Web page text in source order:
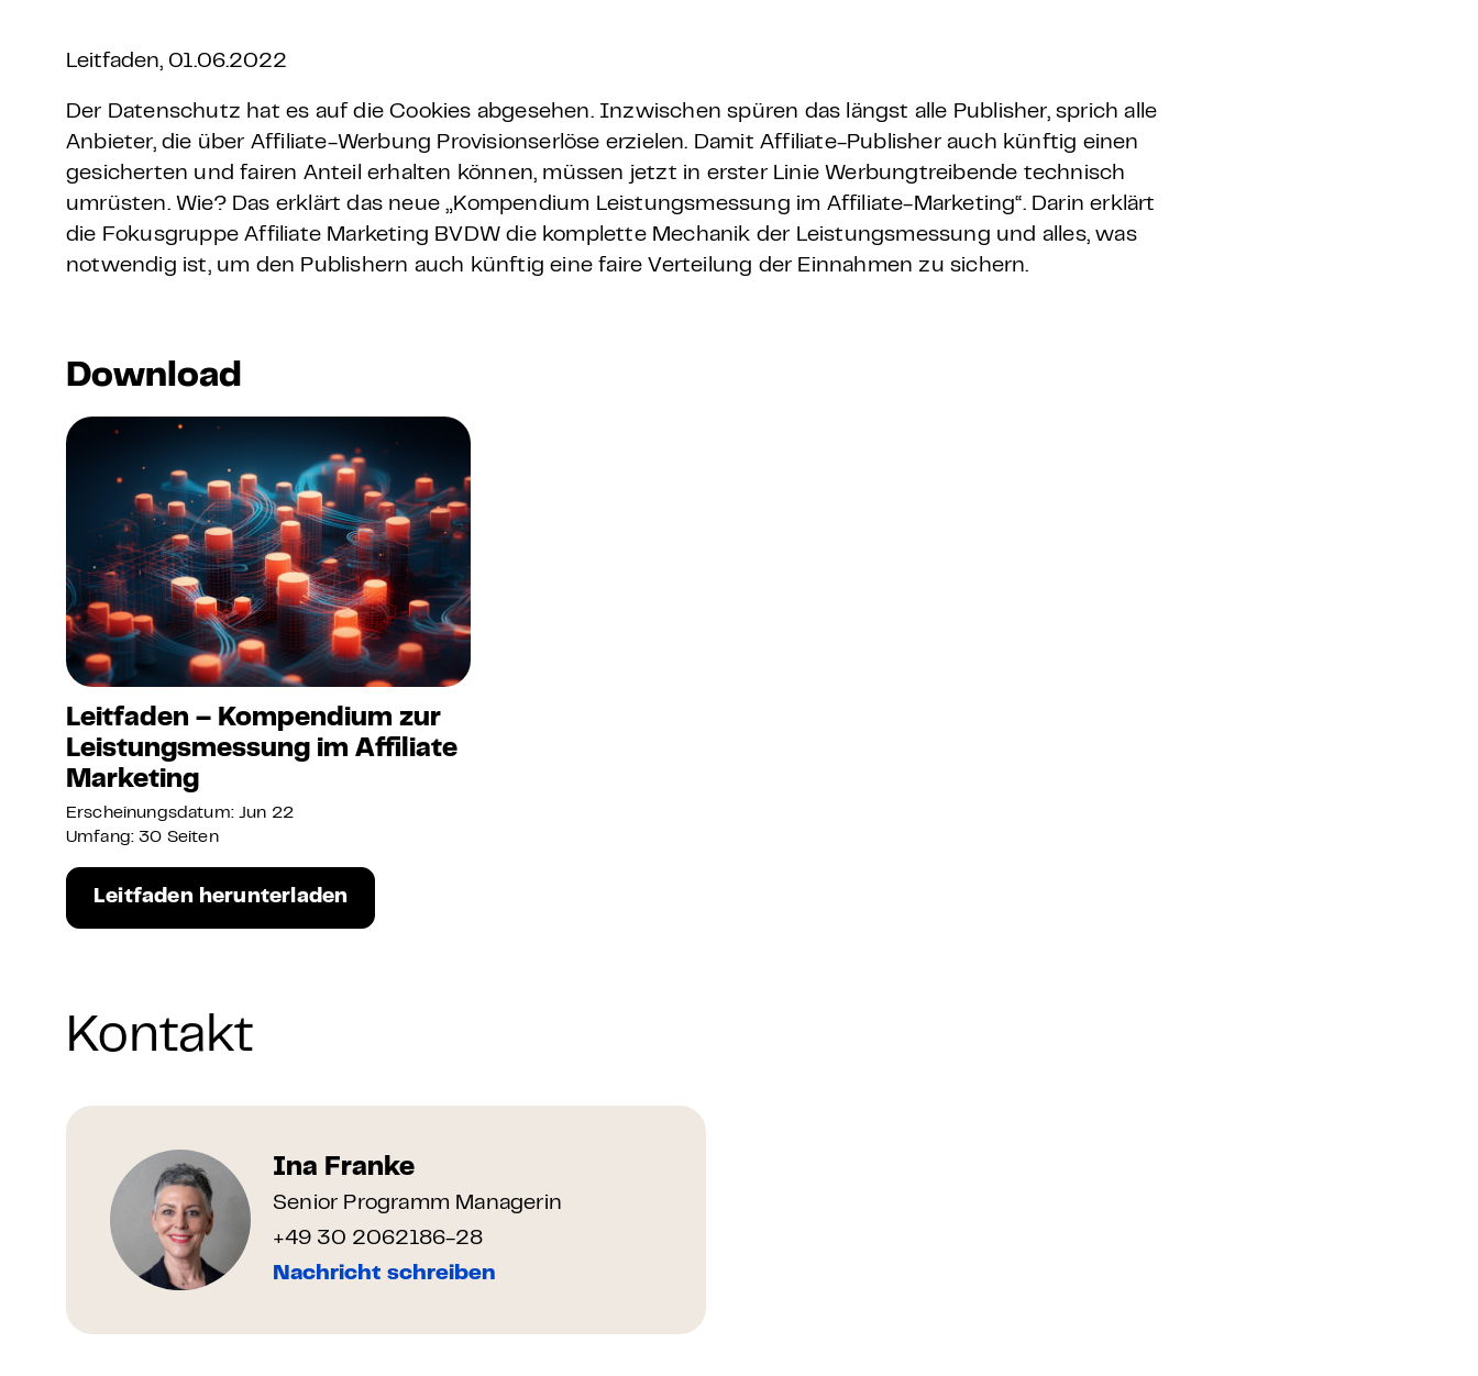
Product Design Bootcamp
Product Management Bootcamp
Leitfaden, 01.06.2022
Der Datenschutz hat es auf die Cookies abgesehen. Inzwischen spüren das längst alle Publisher, sprich alle
Anbieter, die über Affiliate-Werbung Provisionserlöse erzielen. Damit Affiliate-Publisher auch künftig einen
gesicherten und fairen Anteil erhalten können, müssen jetzt in erster Linie Werbungtreibende technisch
umrüsten. Wie? Das erklärt das neue „Kompendium Leistungsmessung im Affiliate-Marketing“. Darin erklärt
die Fokusgruppe Affiliate Marketing BVDW die komplette Mechanik der Leistungsmessung und alles, was
notwendig ist, um den Publishern auch künftig eine faire Verteilung der Einnahmen zu sichern.
Download
Leitfaden – Kompendium zur
Leistungsmessung im Affiliate
Marketing
Erscheinungsdatum: Jun 22
Umfang: 30 Seiten
Leitfaden herunterladen
Kontakt
Ina Franke
Senior Programm Managerin
+49 30 2062186-28
Nachricht schreiben